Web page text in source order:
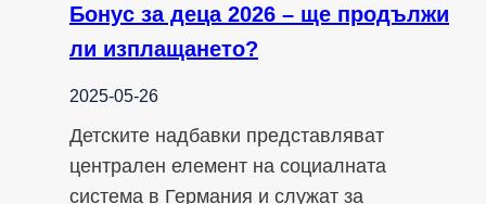
Бонус за деца 2026 – ще продължи
ли изплащането?
2025-05-26
Детските надбавки представляват
централен елемент на социалната
система в Германия и служат за